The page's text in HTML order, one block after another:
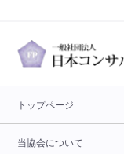
トップページ
当協会について